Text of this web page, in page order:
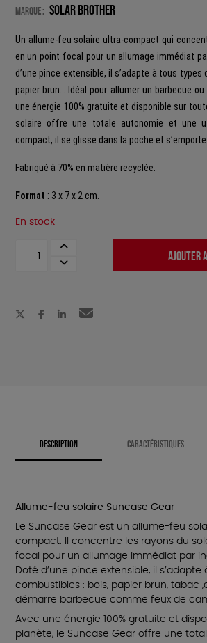
Marque : Solar Brother
Un allume-feu solaire ultra-compact qui
en un point focal pour un allumage immédiat
d’une pince extensible, il s’adapte à tous types
papier brun… Idéal pour allumer un barbecue
une énergie 100% gratuite et disponible sur
solaire offre une totale autonomie et une
compact, il se glisse dans la poche et
Fabriqué à 70% en matière recyclée.
Format : 3 x 7 x 2 cm.
En stock
AJOUTER
DESCRIPTION CARACTÉRISTIQUES
Allume-feu solaire Suncase Gear
Le Suncase Gear est un allume-feu
compact. Il concentre les rayons du
focal pour un allumage immédiat par
Doté d’une pince extensible, il
combustibles : bois, papier brun, tabac
démarre barbecue comme feux de
Avec une énergie 100% gratuite et
planète, le Suncase Gear offre une